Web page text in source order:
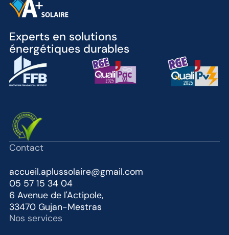
Experts en solutions
énergétiques durables
Contact
accueil.aplussolaire@gmail.com
05 57 15 34 04
6 Avenue de l'Actipole,
33470 Gujan-Mestras
Nos services